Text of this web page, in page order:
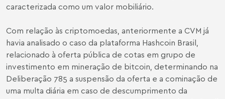
caracterizada como um valor mobiliário.
Com relação às criptomoedas, anteriormente a CVM já
havia analisado o caso da plataforma Hashcoin Brasil,
relacionado à oferta pública de cotas em grupo de
investimento em mineração de bitcoin, determinando na
Deliberação 785 a suspensão da oferta e a cominação de
uma multa diária em caso de descumprimento da